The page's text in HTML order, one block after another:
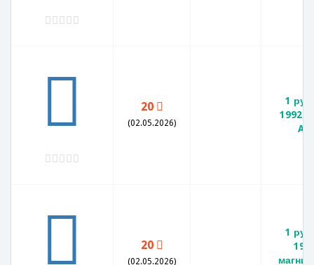
20
(02.05.2026)
1
1992 Л
AU
20
(02.05.2026)
1